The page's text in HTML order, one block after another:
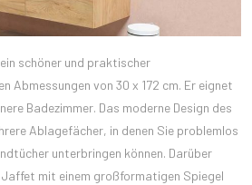
schöner und praktischer
Abmessungen von 30 x 172 cm. Er eignet
Badezimmer. Das moderne Design des
Ablagefächer, in denen Sie problemlos
unterbringen können. Darüber
mit einem großformatigen Spiegel